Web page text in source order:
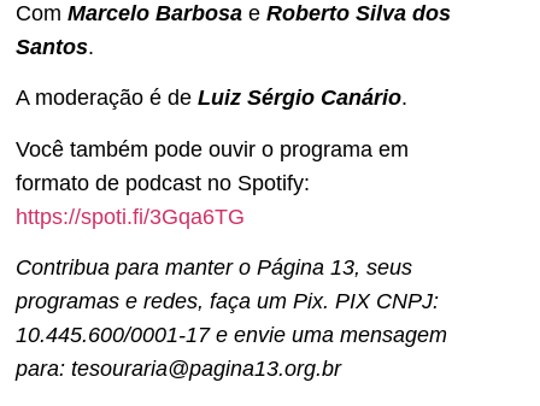
Com Marcelo Barbosa e Roberto Silva dos
Santos.
A moderação é de Luiz Sérgio Canário.
Você também pode ouvir o programa em
formato de podcast no Spotify:
https://spoti.fi/3Gqa6TG
Contribua para manter o Página 13, seus
programas e redes, faça um Pix. PIX CNPJ:
10.445.600/0001-17 e envie uma mensagem
para: tesouraria@pagina13.org.br